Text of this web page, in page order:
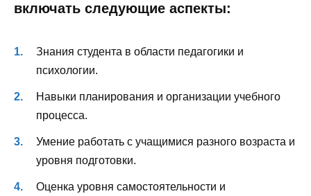
включать следующие аспекты:
Знания студента в области педагогики и
психологии.
Навыки планирования и организации учебного
процесса.
Умение работать с учащимися разного возраста и
уровня подготовки.
Оценка уровня самостоятельности и